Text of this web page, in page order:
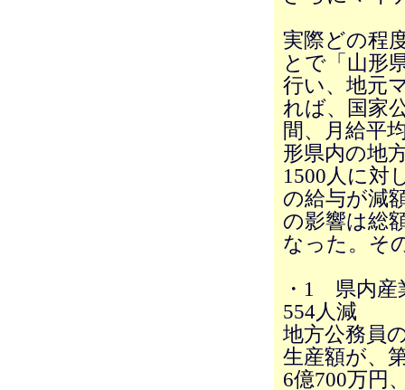
実際どの程
とで「山形
行い、地元
れば、国家
間、月給平
形県内の地
1500人に対
の給与が減
の影響は総
なった。そ
・1 県内産
554人減
地方公務員
生産額が、
6億700万円